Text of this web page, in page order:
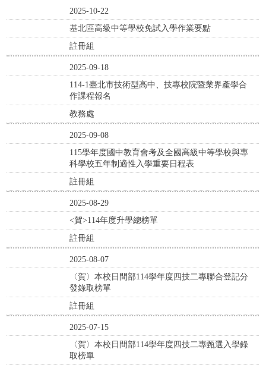
2025-10-22
基北區高級中等學校免試入學作業要點
註冊組
2025-09-18
114-1臺北市技術型高中、技專校院暨業界產學合
作課程報名
教務處
2025-09-08
115學年度國中教育會考及全國高級中等學校與專
科學校五年制適性入學重要日程表
註冊組
2025-08-29
<賀>114年度升學總榜單
註冊組
2025-08-07
〈賀〉本校日間部114學年度四技二專聯合登記分
發錄取榜單
註冊組
2025-07-15
〈賀〉本校日間部114學年度四技二專甄選入學錄
取榜單